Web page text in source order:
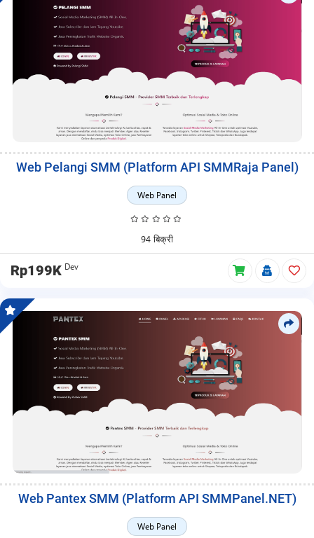
Web Pelangi SMM (Platform API SMMRaja Panel)
Web Panel
94 बिक्री
Rp199K Dev
Web Pantex SMM (Platform API SMMPanel.NET)
Web Panel